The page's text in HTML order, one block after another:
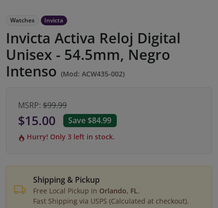
Watches Invicta
Invicta Activa Reloj Digital
Unisex - 54.5mm, Negro
Intenso (Mod: ACW435-002)
MSRP: $99.99
$15.00 Save $84.99
Hurry! Only 3 left in stock.
Shipping & Pickup
Free Local Pickup in Orlando, FL.
Fast Shipping via USPS (Calculated at checkout).